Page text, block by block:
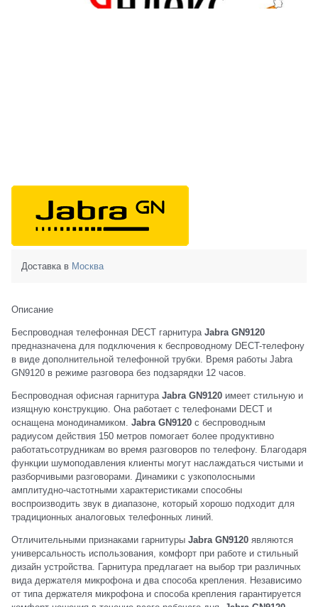
Доставка в Москва
Описание
Беспроводная телефонная DECT гарнитура Jabra GN9120
предназначена для подключения к беспроводному DECT-телефону
в виде дополнительной телефонной трубки. Время работы Jabra
GN9120 в режиме разговора без подзарядки 12 часов.
Беспроводная офисная гарнитура Jabra GN9120 имеет стильную и
изящную конструкцию. Она работает с телефонами DECT и
оснащена монодинамиком. Jabra GN9120 с беспроводным
радиусом действия 150 метров помогает более продуктивно
работатьсотрудникам во время разговоров по телефону. Благодаря
функции шумоподавления клиенты могут наслаждаться чистыми и
разборчивыми разговорами. Динамики с узкополосными
амплитудно-частотными характеристиками способны
воспроизводить звук в диапазоне, который хорошо подходит для
традиционных аналоговых телефонных линий.
Отличительными признаками гарнитуры Jabra GN9120 являются
универсальность использования, комфорт при работе и стильный
дизайн устройства. Гарнитура предлагает на выбор три различных
вида держателя микрофона и два способа крепления. Независимо
от типа держателя микрофона и способа крепления гарантируется